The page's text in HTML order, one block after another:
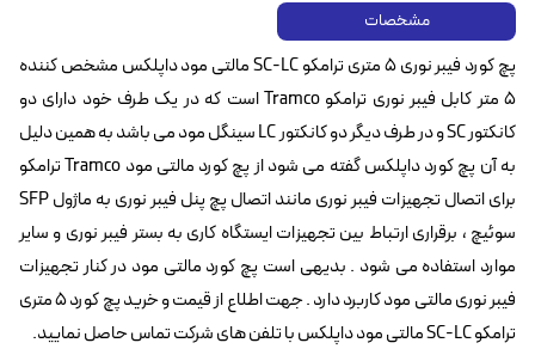
مشخصات
پچ کورد فیبر نوری ۵ متری ترامکو SC-LC مالتی مود داپلکس مشخص کننده
۵ متر کابل فیبر نوری ترامکو Tramco است که در یک طرف خود دارای دو
کانکتور SC و در طرف دیگر دو کانکتور LC سینگل مود می باشد به همین دلیل
به آن پچ کورد داپلکس گفته می شود از پچ کورد مالتی مود Tramco ترامکو
برای اتصال تجهیزات فیبر نوری مانند اتصال پچ پنل فیبر نوری به ماژول SFP
سوئیچ ،‌ برقراری ارتباط بین تجهیزات ایستگاه کاری به بستر فیبر نوری و سایر
موارد استفاده می شود . بدیهی است پچ کورد مالتی مود در کنار تجهیزات
فیبر نوری مالتی مود کاربرد دارد . جهت اطلاع از قیمت و خرید پچ کورد ۵ متری
ترامکو SC-LC مالتی مود داپلکس با تلفن های شرکت تماس حاصل نمایید.